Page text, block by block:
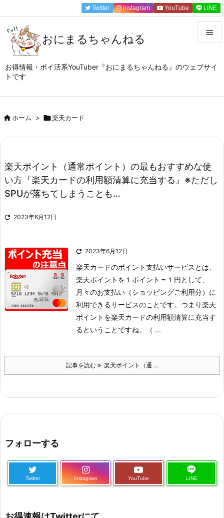
おにまるちゃんねる
お得情報・ポイ活系YouTuber『おにまるちゃんねる』のウェブサイ
トです

メニュ
検索
Twitter Instagram YouTube LINE
ホーム > 楽天カード
楽天ポイント（通常ポイント）の最もおすすめな使
い方『楽天カードの利用額清算に充当する』※ただし
SPUが落ちてしまうことも…
 2023年6月12日
 2023年6月12日
楽天カードのポイント支払いサービスとは、
楽天ポイントを１ポイント＝１円として、
月々のお支払い（ショッピングご利用分）に
利用できるサービスのことです。 つまり楽天
ポイントを楽天カードの利用額清算に充当す
るということですね。（ ...
記事を読む 楽天ポイント（通 ...
フォローする
Twitter Instagram YouTube LINE